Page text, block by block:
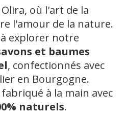
où l'art de la
l'amour de la nature.
explorer notre
et baumes
, confectionnés avec
en Bourgogne.
à la main avec
naturels.